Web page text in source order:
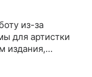
из-за
для артистки
издания,